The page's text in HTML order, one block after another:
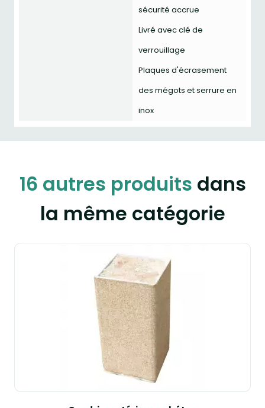
sécurité accrue
Livré avec clé de
verrouillage
Plaques d'écrasement
des mégots et serrure en
inox
16 autres produits dans
la même catégorie